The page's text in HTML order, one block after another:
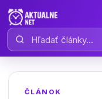
Hľadať články
ČLÁNOK